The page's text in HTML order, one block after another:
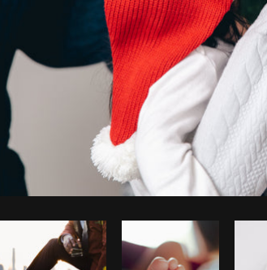
Foto da Matthew Henry do